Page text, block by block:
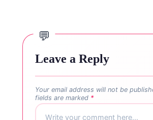
Leave a Reply
Your email address will not be
fields are marked *